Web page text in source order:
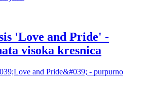
'Love and Pride' -
visoka kresnica